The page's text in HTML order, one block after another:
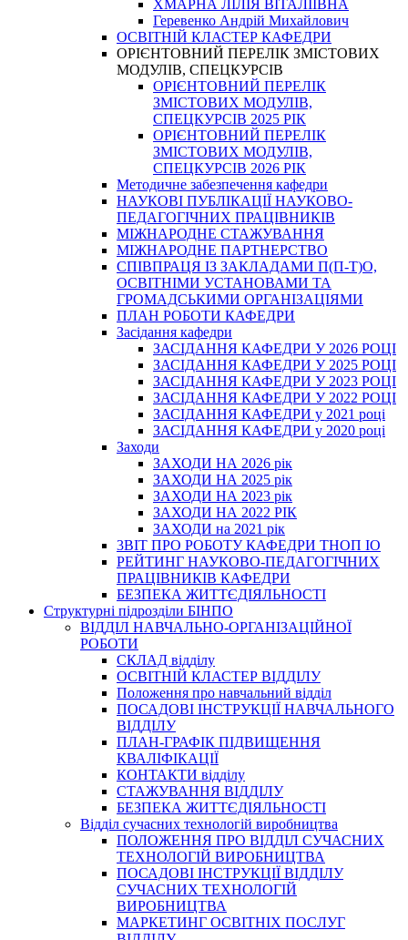
ХМАРНА ЛІЛІЯ ВІТАЛІЇВНА
Геревенко Андрій Михайлович
ОСВІТНІЙ КЛАСТЕР КАФЕДРИ
ОРІЄНТОВНИЙ ПЕРЕЛІК ЗМІСТОВИХ
МОДУЛІВ, СПЕЦКУРСІВ
ОРІЄНТОВНИЙ ПЕРЕЛІК
ЗМІСТОВИХ МОДУЛІВ,
СПЕЦКУРСІВ 2025 РІК
ОРІЄНТОВНИЙ ПЕРЕЛІК
ЗМІСТОВИХ МОДУЛІВ,
СПЕЦКУРСІВ 2026 РІК
Методичне забезпечення кафедри
НАУКОВІ ПУБЛІКАЦІЇ НАУКОВО-
ПЕДАГОГІЧНИХ ПРАЦІВНИКІВ
МІЖНАРОДНЕ СТАЖУВАННЯ
МІЖНАРОДНЕ ПАРТНЕРСТВО
СПІВПРАЦЯ ІЗ ЗАКЛАДАМИ П(П-Т)О,
ОСВІТНІМИ УСТАНОВАМИ ТА
ГРОМАДСЬКИМИ ОРГАНІЗАЦІЯМИ
ПЛАН РОБОТИ КАФЕДРИ
Засідання кафедри
ЗАСІДАННЯ КАФЕДРИ У 2026 РОЦІ
ЗАСІДАННЯ КАФЕДРИ У 2025 РОЦІ
ЗАСІДАННЯ КАФЕДРИ У 2023 РОЦІ
ЗАСІДАННЯ КАФЕДРИ У 2022 РОЦІ
ЗАСІДАННЯ КАФЕДРИ у 2021 році
ЗАСІДАННЯ КАФЕДРИ у 2020 році
Заходи
ЗАХОДИ НА 2026 рік
ЗАХОДИ НА 2025 рік
ЗАХОДИ НА 2023 рік
ЗАХОДИ НА 2022 РІК
ЗАХОДИ на 2021 рік
3BIT ПРО РОБОТУ КАФЕДРИ ТНОП ІО
РЕЙТИНГ НАУКОВО-ПЕДАГОГІЧНИХ
ПРАЦІВНИКІВ КАФЕДРИ
БЕЗПЕКА ЖИТТЄДІЯЛЬНОСТІ
Структурні підрозділи БІНПО
ВІДДІЛ НАВЧАЛЬНО-ОРГАНІЗАЦІЙНОЇ
РОБОТИ
СКЛАД відділу
ОСВІТНІЙ КЛАСТЕР ВІДДІЛУ
Положення про навчальний вiддiл
ПОСАДОВІ ІНСТРУКЦІЇ НАВЧАЛЬНОГО
ВІДДІЛУ
ПЛАН-ГРАФІК ПІДВИЩЕННЯ
КВАЛІФІКАЦІЇ
КОНТАКТИ відділу
СТАЖУВАННЯ ВІДДІЛУ
БЕЗПЕКА ЖИТТЄДІЯЛЬНОСТІ
Відділ сучасних технологій виробництва
ПОЛОЖЕННЯ ПРО ВІДДІЛ СУЧАСНИХ
ТЕХНОЛОГІЙ ВИРОБНИЦТВА
ПОСАДОВІ ІНСТРУКЦІЇ ВІДДІЛУ
СУЧАСНИХ ТЕХНОЛОГІЙ
ВИРОБНИЦТВА
МАРКЕТИНГ ОСВІТНІХ ПОСЛУГ